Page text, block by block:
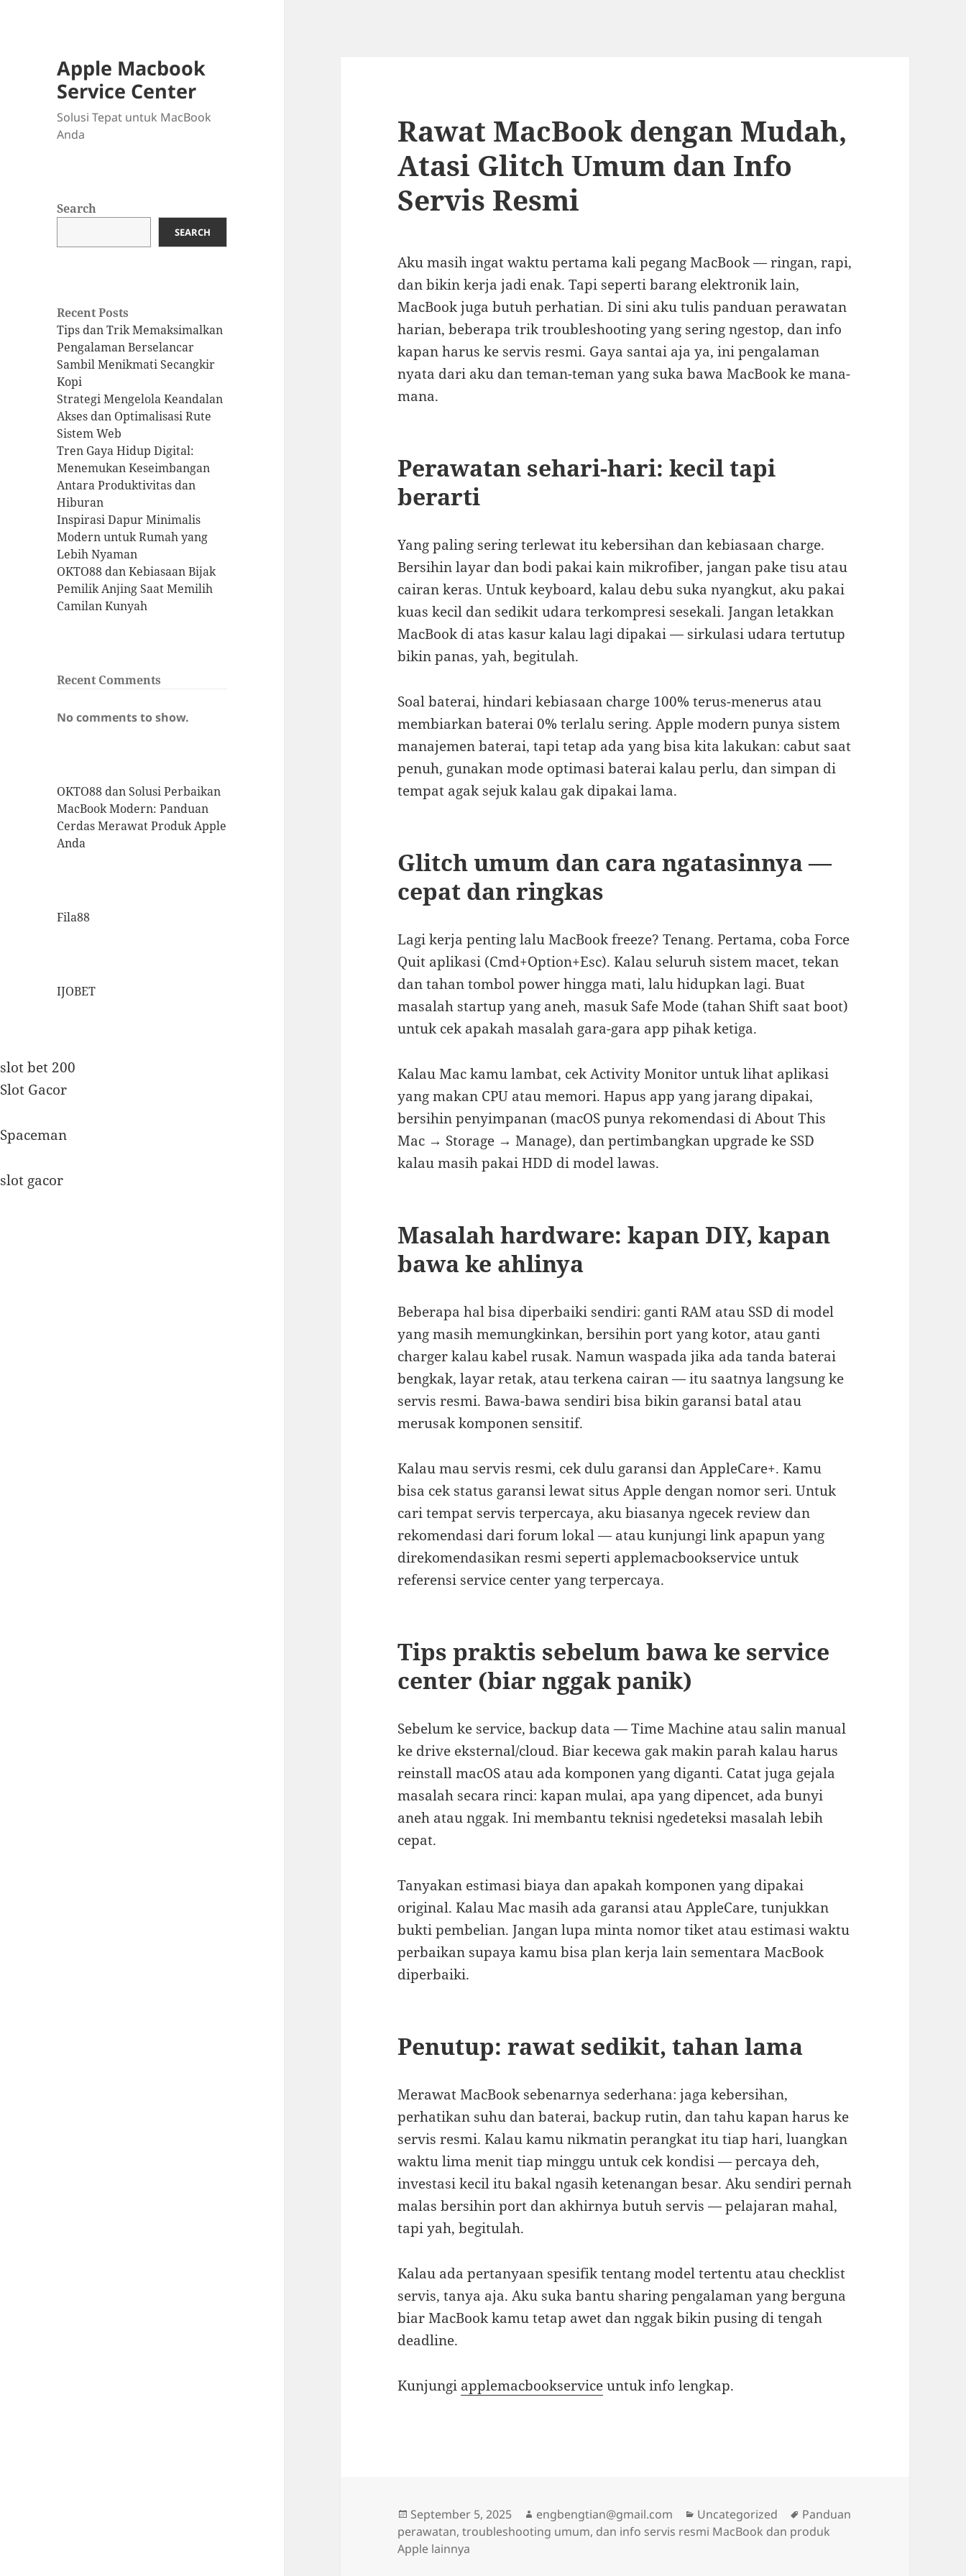
Apple Macbook
Service Center
Solusi Tepat untuk MacBook
Anda
Search
SEARCH
Recent Posts
Tips dan Trik Memaksimalkan
Pengalaman Berselancar
Sambil Menikmati Secangkir
Kopi
Strategi Mengelola Keandalan
Akses dan Optimalisasi Rute
Sistem Web
Tren Gaya Hidup Digital:
Menemukan Keseimbangan
Antara Produktivitas dan
Hiburan
Inspirasi Dapur Minimalis
Modern untuk Rumah yang
Lebih Nyaman
OKTO88 dan Kebiasaan Bijak
Pemilik Anjing Saat Memilih
Camilan Kunyah
Recent Comments
No comments to show.
OKTO88 dan Solusi Perbaikan
MacBook Modern: Panduan
Cerdas Merawat Produk Apple
Anda
Fila88
IJOBET
slot bet 200
Slot Gacor
Spaceman
slot gacor
Rawat MacBook dengan Mudah,
Atasi Glitch Umum dan Info
Servis Resmi
Aku masih ingat waktu pertama kali pegang MacBook — ringan, rapi,
dan bikin kerja jadi enak. Tapi seperti barang elektronik lain,
MacBook juga butuh perhatian. Di sini aku tulis panduan perawatan
harian, beberapa trik troubleshooting yang sering ngestop, dan info
kapan harus ke servis resmi. Gaya santai aja ya, ini pengalaman
nyata dari aku dan teman-teman yang suka bawa MacBook ke mana-
mana.
Perawatan sehari-hari: kecil tapi
berarti
Yang paling sering terlewat itu kebersihan dan kebiasaan charge.
Bersihin layar dan bodi pakai kain mikrofiber, jangan pake tisu atau
cairan keras. Untuk keyboard, kalau debu suka nyangkut, aku pakai
kuas kecil dan sedikit udara terkompresi sesekali. Jangan letakkan
MacBook di atas kasur kalau lagi dipakai — sirkulasi udara tertutup
bikin panas, yah, begitulah.
Soal baterai, hindari kebiasaan charge 100% terus-menerus atau
membiarkan baterai 0% terlalu sering. Apple modern punya sistem
manajemen baterai, tapi tetap ada yang bisa kita lakukan: cabut saat
penuh, gunakan mode optimasi baterai kalau perlu, dan simpan di
tempat agak sejuk kalau gak dipakai lama.
Glitch umum dan cara ngatasinnya —
cepat dan ringkas
Lagi kerja penting lalu MacBook freeze? Tenang. Pertama, coba Force
Quit aplikasi (Cmd+Option+Esc). Kalau seluruh sistem macet, tekan
dan tahan tombol power hingga mati, lalu hidupkan lagi. Buat
masalah startup yang aneh, masuk Safe Mode (tahan Shift saat boot)
untuk cek apakah masalah gara-gara app pihak ketiga.
Kalau Mac kamu lambat, cek Activity Monitor untuk lihat aplikasi
yang makan CPU atau memori. Hapus app yang jarang dipakai,
bersihin penyimpanan (macOS punya rekomendasi di About This
Mac → Storage → Manage), dan pertimbangkan upgrade ke SSD
kalau masih pakai HDD di model lawas.
Masalah hardware: kapan DIY, kapan
bawa ke ahlinya
Beberapa hal bisa diperbaiki sendiri: ganti RAM atau SSD di model
yang masih memungkinkan, bersihin port yang kotor, atau ganti
charger kalau kabel rusak. Namun waspada jika ada tanda baterai
bengkak, layar retak, atau terkena cairan — itu saatnya langsung ke
servis resmi. Bawa-bawa sendiri bisa bikin garansi batal atau
merusak komponen sensitif.
Kalau mau servis resmi, cek dulu garansi dan AppleCare+. Kamu
bisa cek status garansi lewat situs Apple dengan nomor seri. Untuk
cari tempat servis terpercaya, aku biasanya ngecek review dan
rekomendasi dari forum lokal — atau kunjungi link apapun yang
direkomendasikan resmi seperti applemacbookservice untuk
referensi service center yang terpercaya.
Tips praktis sebelum bawa ke service
center (biar nggak panik)
Sebelum ke service, backup data — Time Machine atau salin manual
ke drive eksternal/cloud. Biar kecewa gak makin parah kalau harus
reinstall macOS atau ada komponen yang diganti. Catat juga gejala
masalah secara rinci: kapan mulai, apa yang dipencet, ada bunyi
aneh atau nggak. Ini membantu teknisi ngedeteksi masalah lebih
cepat.
Tanyakan estimasi biaya dan apakah komponen yang dipakai
original. Kalau Mac masih ada garansi atau AppleCare, tunjukkan
bukti pembelian. Jangan lupa minta nomor tiket atau estimasi waktu
perbaikan supaya kamu bisa plan kerja lain sementara MacBook
diperbaiki.
Penutup: rawat sedikit, tahan lama
Merawat MacBook sebenarnya sederhana: jaga kebersihan,
perhatikan suhu dan baterai, backup rutin, dan tahu kapan harus ke
servis resmi. Kalau kamu nikmatin perangkat itu tiap hari, luangkan
waktu lima menit tiap minggu untuk cek kondisi — percaya deh,
investasi kecil itu bakal ngasih ketenangan besar. Aku sendiri pernah
malas bersihin port dan akhirnya butuh servis — pelajaran mahal,
tapi yah, begitulah.
Kalau ada pertanyaan spesifik tentang model tertentu atau checklist
servis, tanya aja. Aku suka bantu sharing pengalaman yang berguna
biar MacBook kamu tetap awet dan nggak bikin pusing di tengah
deadline.
Kunjungi applemacbookserviceuntuk info lengkap.
Posted
on
September 5, 2025 Author
engbengtian@gmail.com Categories
Uncategorized Tags
Panduan
perawatan, troubleshooting umum, dan info servis resmi MacBook dan produk
Apple lainnya